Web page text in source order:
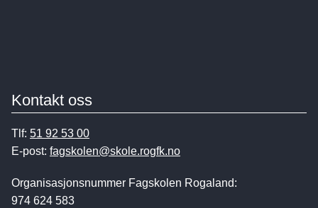
Kontakt oss
Tlf: 51 92 53 00
E-post: fagskolen@skole.rogfk.no
Organisasjonsnummer Fagskolen Rogaland:
974 624 583